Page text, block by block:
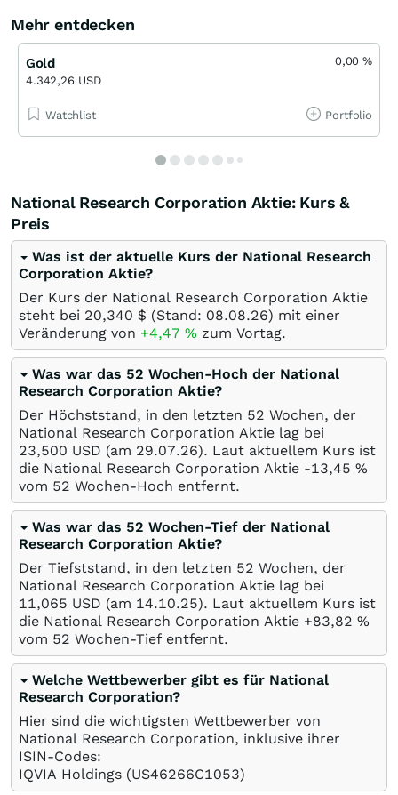
Mehr entdecken
Gold
4.342,26 USD
0,00%
Watchlist Portfolio
National Research Corporation Aktie: Kurs &
Preis
Was ist der aktuelle Kurs der National Research
Corporation Aktie?
Der Kurs der National Research Corporation Aktie
steht bei 20,340 $ (Stand: 08.08.26) mit einer
Veränderung von +4,47 % zum Vortag.
Was war das 52 Wochen-Hoch der National
Research Corporation Aktie?
Der Höchststand, in den letzten 52 Wochen, der
National Research Corporation Aktie lag bei
23,500 USD (am 29.07.26). Laut aktuellem Kurs ist
die National Research Corporation Aktie -13,45 %
vom 52 Wochen-Hoch entfernt.
Was war das 52 Wochen-Tief der National
Research Corporation Aktie?
Der Tiefststand, in den letzten 52 Wochen, der
National Research Corporation Aktie lag bei
11,065 USD (am 14.10.25). Laut aktuellem Kurs ist
die National Research Corporation Aktie +83,82 %
vom 52 Wochen-Tief entfernt.
Welche Wettbewerber gibt es für National
Research Corporation?
Hier sind die wichtigsten Wettbewerber von
National Research Corporation, inklusive ihrer
ISIN-Codes:
IQVIA Holdings (US46266C1053)